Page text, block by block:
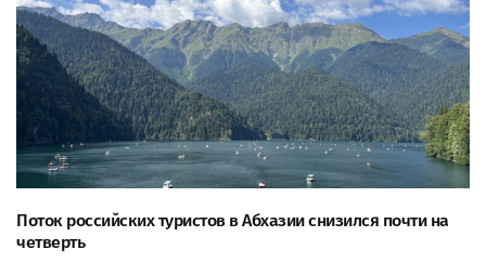
Поток российских туристов в Абхазии снизился почти на
четверть